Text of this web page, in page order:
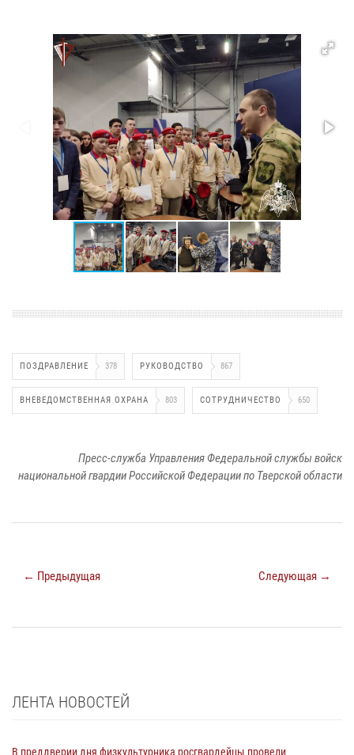
ПОЗДРАВЛЕНИЕ 378 РУКОВОДСТВО 867
ВНЕВЕДОМСТВЕННАЯ ОХРАНА 803 СОТРУДНИЧЕСТВО 650
Пресс-служба Управления Федеральной службы войск
национальной гвардии Российской Федерации по Тверской области
← Предыдущая Следующая →
ЛЕНТА НОВОСТЕЙ
В преддверии дня физкультурника росгвардейцы провели